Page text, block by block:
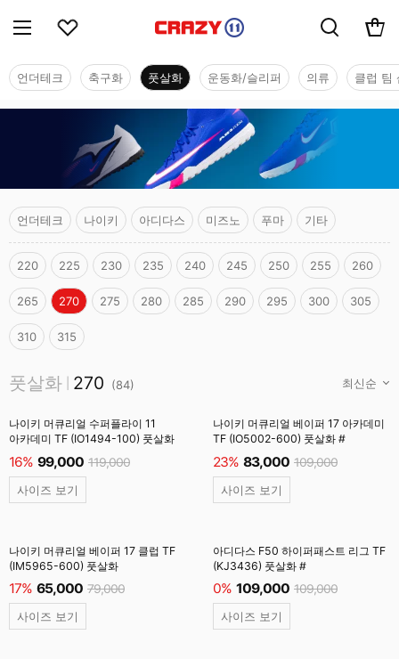
언더테크 축구화 풋살화 운동화/슬리퍼 의류 클럽 팀
언더테크 나이키 아디다스 미즈노 푸마 기타
220 225 230 235 240 245 250 255 260
265 270 275 280 285 290 295 300 305
310 315
풋살화 270 (84)
나이키 머큐리얼 수퍼플라이 11
아카데미 TF (IO1494-100) 풋살화
16% 99,000 119,000
사이즈 보기
나이키 머큐리얼 베이퍼 17 아카데미
TF (IO5002-600) 풋살화 #
23% 83,000 109,000
사이즈 보기
나이키 머큐리얼 베이퍼 17 클럽 TF
(IM5965-600) 풋살화
17% 65,000 79,000
사이즈 보기
아디다스 F50 하이퍼패스트 리그 TF
(KJ3436) 풋살화 #
0% 109,000 109,000
사이즈 보기